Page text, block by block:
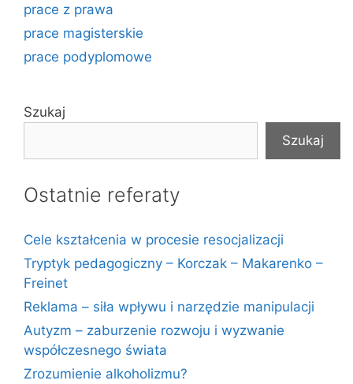
prace z prawa
prace magisterskie
prace podyplomowe
Szukaj
Szukaj
Ostatnie referaty
Cele kształcenia w procesie resocjalizacji
Tryptyk pedagogiczny – Korczak – Makarenko –
Freinet
Reklama – siła wpływu i narzędzie manipulacji
Autyzm – zaburzenie rozwoju i wyzwanie
współczesnego świata
Zrozumienie alkoholizmu?